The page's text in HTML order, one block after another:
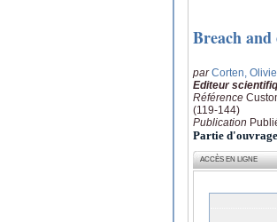
Breach
parCorten,
Editeur
Référence
(119-144)
Publication
Partie
ACCÈS EN LIGNE